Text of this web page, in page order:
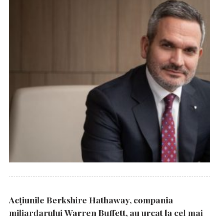
Acțiunile Berkshire Hathaway, compania
miliardarului Warren Buffett, au urcat la cel mai